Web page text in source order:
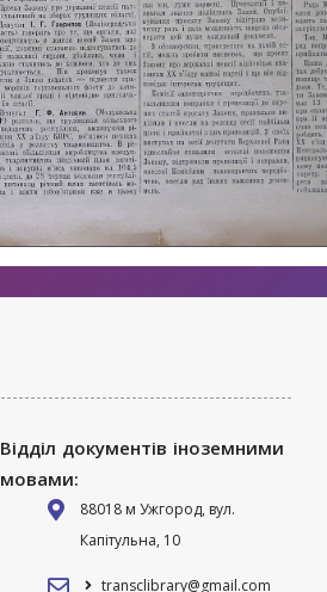
Відділ документів іноземними
мовами:
88018 м Ужгород, вул.
Капітульна, 10
transclibrary@gmail.com